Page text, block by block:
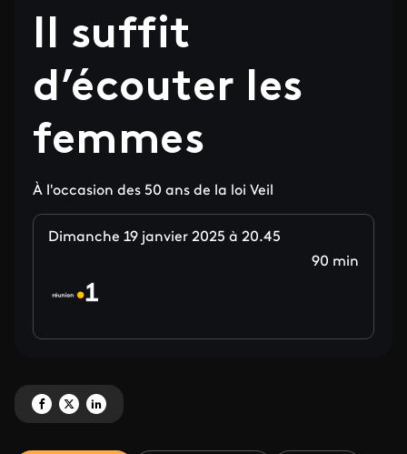
Il suffit
d’écouter les
femmes
À l'occasion des 50 ans de la loi Veil
Dimanche 19 janvier 2025 à 20.45
90 min
Partagez 'Il suffit d’écouter les femmes ' sur Facebook
Partagez 'Il suffit d’écouter les femmes ' sur X
Partagez 'Il suffit d’écouter les femmes ' sur LinkedIn